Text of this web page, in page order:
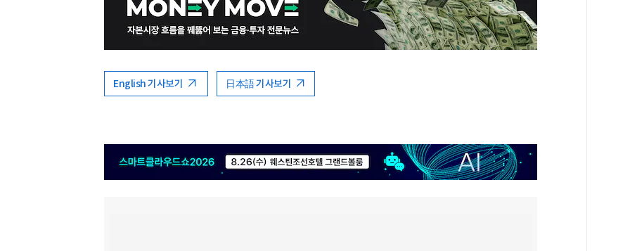
English 기사보기 日本語 기사보기